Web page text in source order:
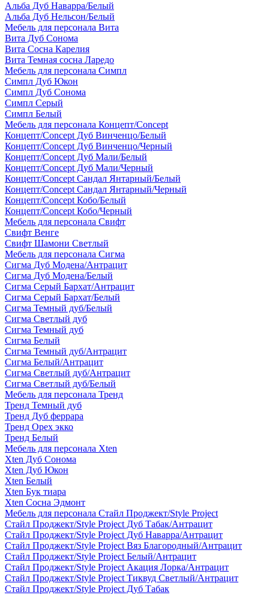
Альба Дуб Наварра/Белый
Альба Дуб Нельсон/Белый
Мебель для персонала Вита
Вита Дуб Сонома
Вита Сосна Карелия
Вита Темная сосна Ларедо
Мебель для персонала Симпл
Симпл Дуб Юкон
Симпл Дуб Сонома
Симпл Серый
Симпл Белый
Мебель для персонала Концепт/Concept
Концепт/Concept Дуб Винченцо/Белый
Концепт/Concept Дуб Винченцо/Черный
Концепт/Concept Дуб Мали/Белый
Концепт/Concept Дуб Мали/Черный
Концепт/Concept Сандал Янтарный/Белый
Концепт/Concept Сандал Янтарный/Черный
Концепт/Concept Кобо/Белый
Концепт/Concept Кобо/Черный
Мебель для персонала Свифт
Свифт Венге
Свифт Шамони Светлый
Мебель для персонала Сигма
Сигма Дуб Модена/Антрацит
Сигма Дуб Модена/Белый
Сигма Серый Бархат/Антрацит
Сигма Серый Бархат/Белый
Сигма Темный дуб/Белый
Сигма Светлый дуб
Сигма Темный дуб
Сигма Белый
Сигма Темный дуб/Антрацит
Сигма Белый/Антрацит
Сигма Светлый дуб/Антрацит
Сигма Светлый дуб/Белый
Мебель для персонала Тренд
Тренд Темный дуб
Тренд Дуб феррара
Тренд Орех экко
Тренд Белый
Мебель для персонала Xten
Xten Дуб Сонома
Xten Дуб Юкон
Xten Белый
Xten Бук тиара
Xten Сосна Эдмонт
Мебель для персонала Стайл Проджект/Style Project
Стайл Проджект/Style Project Дуб Табак/Антрацит
Стайл Проджект/Style Project Дуб Наварра/Антрацит
Стайл Проджект/Style Project Вяз Благородный/Антрацит
Стайл Проджект/Style Project Белый/Антрацит
Стайл Проджект/Style Project Акация Лорка/Антрацит
Стайл Проджект/Style Project Тиквуд Светлый/Антрацит
Стайл Проджект/Style Project Дуб Табак